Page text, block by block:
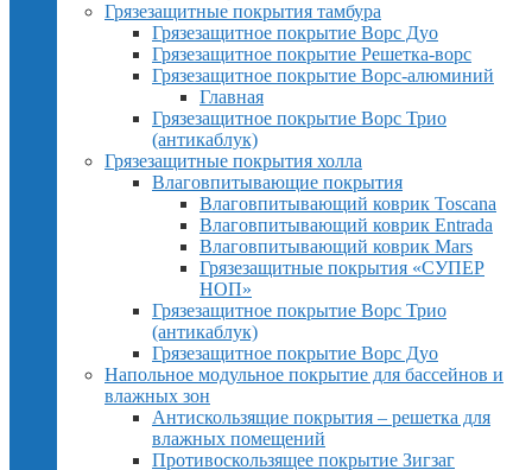
Грязезащитные покрытия тамбура
Грязезащитное покрытие Ворс Дуо
Грязезащитное покрытие Решетка-ворс
Грязезащитное покрытие Ворс-алюминий
Главная
Грязезащитное покрытие Ворс Трио
(антикаблук)
Грязезащитные покрытия холла
Влаговпитывающие покрытия
Влаговпитывающий коврик Toscana
Влаговпитывающий коврик Entrada
Влаговпитывающий коврик Mars
Грязезащитные покрытия «СУПЕР
НОП»
Грязезащитное покрытие Ворс Трио
(антикаблук)
Грязезащитное покрытие Ворс Дуо
Напольное модульное покрытие для бассейнов и
влажных зон
Антискользящие покрытия – решетка для
влажных помещений
Противоскользящее покрытие Зигзаг